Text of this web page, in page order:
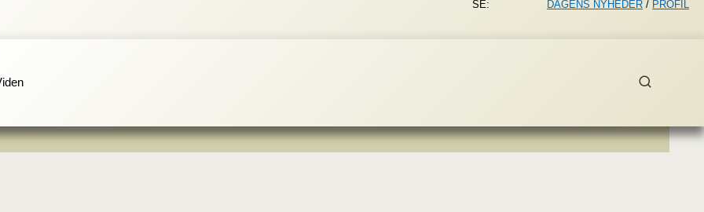
SE:
DAGENS NYHEDER / PROFIL